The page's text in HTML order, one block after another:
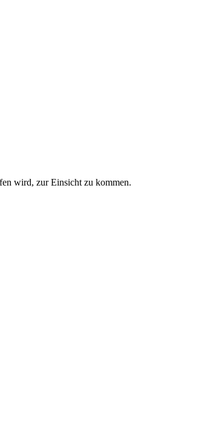
wird, zur Einsicht zu kommen.